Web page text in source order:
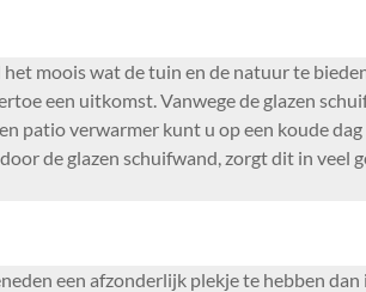
moois wat de tuin en de natuur te
een uitkomst. Vanwege de glazen
patio verwarmer kunt u op een koude
de glazen schuifwand, zorgt dit in veel
een afzonderlijk plekje te hebben